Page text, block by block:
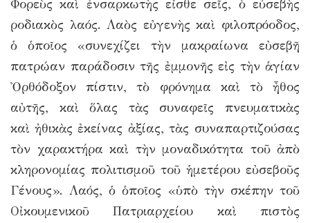
Φορεὺς καὶ ἐνσαρκωτὴς εἶσθε σεῖς, ὁ εὐσεβὴς
ροδιακὸς λαός. Λαὸς εὐγενὴς καὶ φιλοπρόοδος,
ὁ ὁποῖος «συνεχίζει τὴν μακραίωνα εὐσεβῆ
πατρώαν παράδοσιν τῆς ἐμμονῆς εἰς τὴν ἁγίαν
Ὀρθόδοξον πίστιν, τὸ φρόνημα καὶ τὸ ἦθος
αὐτῆς, καὶ ὅλας τὰς συναφεῖς πνευματικὰς
καὶ ἠθικὰς ἐκείνας ἀξίας, τὰς συναπαρτιζούσας
τὸν χαρακτήρα καὶ τὴν μοναδικότητα τοῦ ἀπὸ
κληρονομίας πολιτισμοῦ τοῦ ἡμετέρου εὐσεβοῦς
Γένους». Λαός, ὁ ὁποῖος «ὑπὸ τὴν σκέπην τοῦ
Οἰκουμενικοῦ Πατριαρχείου καὶ πιστὸς